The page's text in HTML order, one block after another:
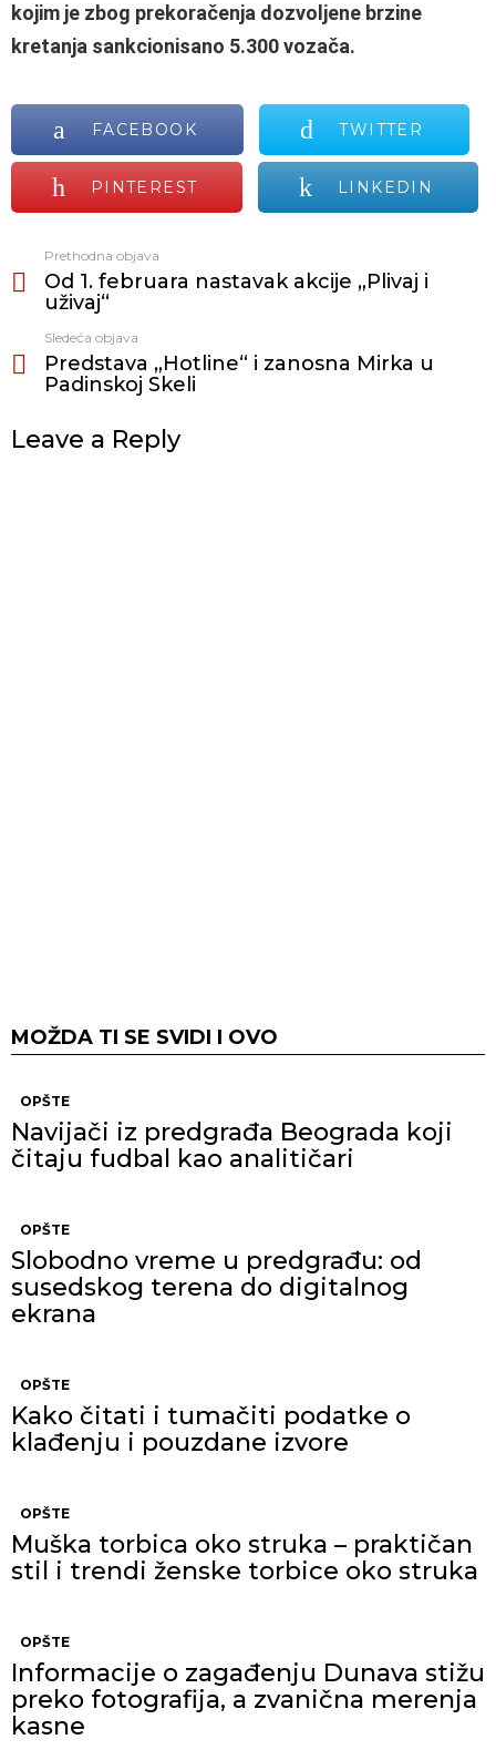
kojim je zbog prekoračenja dozvoljene brzine
kretanja sankcionisano 5.300 vozača.
FACEBOOK TWITTER
PINTEREST LINKEDIN
još
Prethodna objava
Od 1. februara nastavak akcije „Plivaj i
uživaj“
Sledeća objava
Predstava „Hotline“ i zanosna Mirka u
Padinskoj Skeli
Leave a Reply
MOŽDA TI SE SVIDI I OVO
OPŠTE
Navijači iz predgrađa Beograda koji
čitaju fudbal kao analitičari
OPŠTE
Slobodno vreme u predgrađu: od
susedskog terena do digitalnog
ekrana
OPŠTE
Kako čitati i tumačiti podatke o
klađenju i pouzdane izvore
OPŠTE
Muška torbica oko struka – praktičan
stil i trendi ženske torbice oko struka
OPŠTE
Informacije o zagađenju Dunava stižu
preko fotografija, a zvanična merenja
kasne